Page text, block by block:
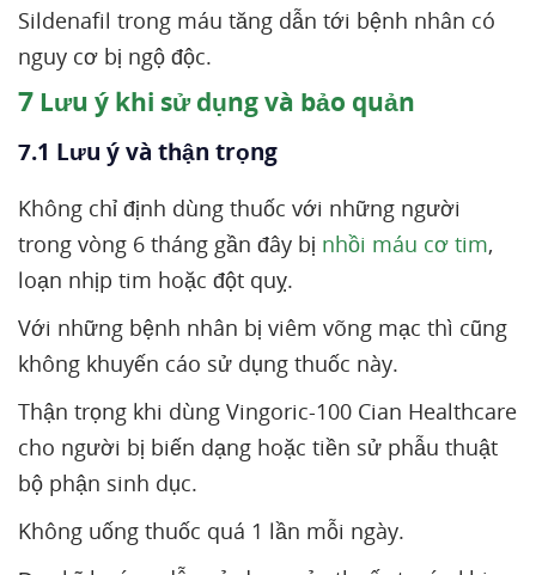
Sildenafil trong máu tăng dẫn tới bệnh nhân có
nguy cơ bị ngộ độc.
7 Lưu ý khi sử dụng và bảo quản
7.1 Lưu ý và thận trọng
Không chỉ định dùng thuốc với những người
trong vòng 6 tháng gần đây bị nhồi máu cơ tim,
loạn nhịp tim hoặc đột quỵ.
Với những bệnh nhân bị viêm võng mạc thì cũng
không khuyến cáo sử dụng thuốc này.
Thận trọng khi dùng Vingoric-100 Cian Healthcare
cho người bị biến dạng hoặc tiền sử phẫu thuật
bộ phận sinh dục.
Không uống thuốc quá 1 lần mỗi ngày.